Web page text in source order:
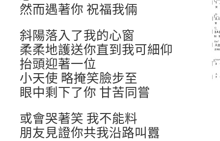
然而遇著你 祝福我倆
斜陽落入了我的心窗
柔柔地護送你直到我可細仰
抬頭迎著一位
小天使 略掩笑臉步至
眼中剩下了你 甘苦同嘗
或會哭著笑 我不能料
朋友見證你共我沿路叫囂